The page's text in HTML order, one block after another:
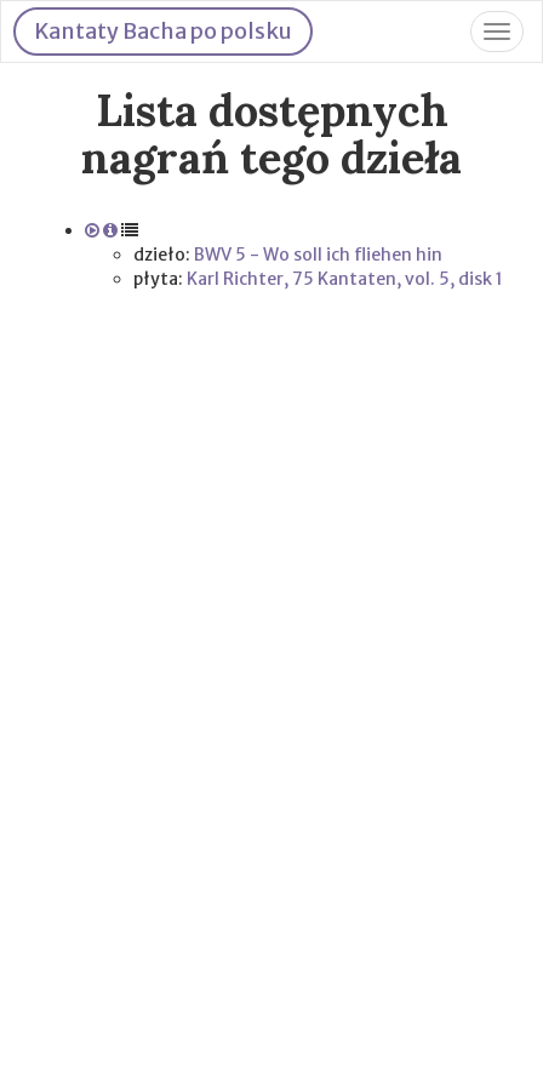
Kantaty Bacha po polsku
Lista dostępnych
nagrań tego dzieła
dzieło: BWV 5 - Wo soll ich fliehen hin
płyta: Karl Richter, 75 Kantaten, vol. 5, disk 1